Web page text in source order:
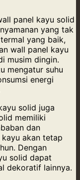
panel kayu solid
yang tak
yang baik,
wall panel kayu
musim dingin.
mengatur suhu
energi
solid juga
memiliki
dan
akan tetap
Dengan
solid dapat
dekoratif lainnya.